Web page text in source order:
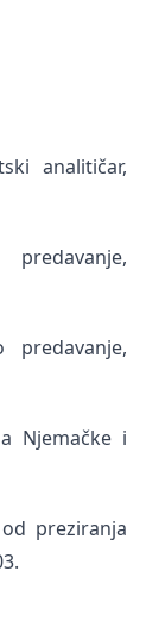
analitičar,
predavanje,
Njemačke i
preziranja